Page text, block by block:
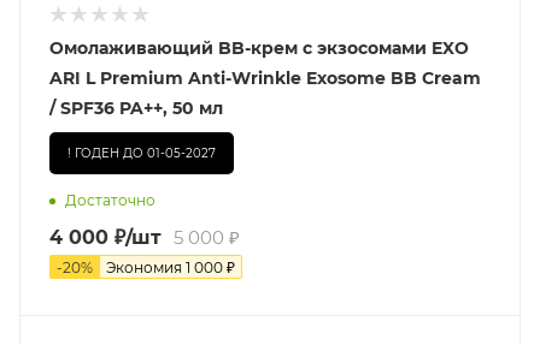
Омолаживающий BB-крем с экзосомами EXO
ARI L Premium Anti-Wrinkle Exosome BB Cream
/ SPF36 PA++, 50 мл
! ГОДЕН ДО 01-05-2027
Достаточно
4 000 ₽/шт 5 000 ₽
-20% Экономия 1 000 ₽